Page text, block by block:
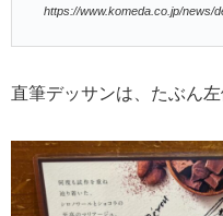
https://www.komeda.co.jp/news/
直筆デッサンは、たぶん左